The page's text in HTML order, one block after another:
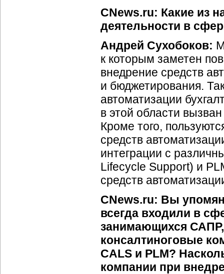
CNews.ru: Какие из
деятельности в
Андрей Сухобоков:
к которым заметен
внедрение средств
и бюджетирования.
автоматизации
в этой области
Кроме того,
средств
интеграции с
Lifecycle Support) и
средств
CNews.ru: Вы
всегда входили в
занимающихся САПР,
консалтиноговые
CALS и PLM?
компании при